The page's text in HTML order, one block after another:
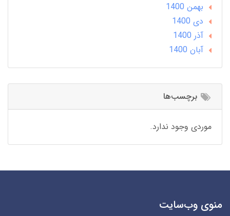
بهمن 1400
دی 1400
آذر 1400
آبان 1400
برچسب‌ها
موردی وجود ندارد.
منوی وب‌سایت